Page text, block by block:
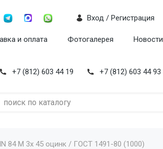
и оплата Фотогалерея Новости
Вход / Регистрация
+7 (812) 603 44 19 +7 (812) 603 44 93
84 M 3x 45 оцинк / ГОСТ 1491-80 (1000)